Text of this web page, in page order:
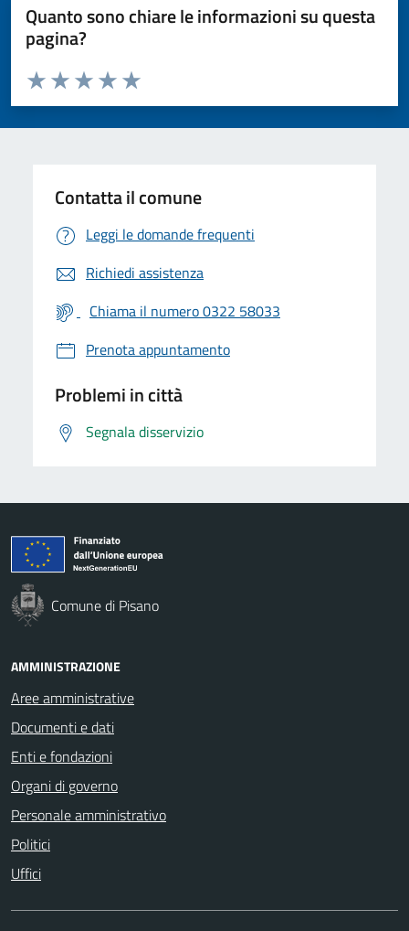
Quanto sono chiare le informazioni su questa
pagina?
Valuta da 1 a 5 stelle la pagina
Valuta 5 stelle su 5
Valuta 4 stelle su 5
Valuta 3 stelle su 5
Valuta 2 stelle su 5
Valuta 1 stelle su 5
Contatta il comune
Leggi le domande frequenti
Richiedi assistenza
Chiama il numero 0322 58033
Prenota appuntamento
Problemi in città
Segnala disservizio
Comune di Pisano
AMMINISTRAZIONE
Aree amministrative
Documenti e dati
Enti e fondazioni
Organi di governo
Personale amministrativo
Politici
Uffici